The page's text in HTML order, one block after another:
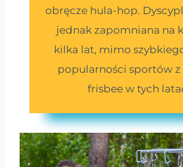
obręcze hula-hop.
jednak zapomniana na
kilka lat, mimo
popularności sportów z
frisbee w tych